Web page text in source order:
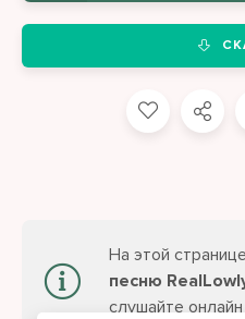
На этой
песню
слушайте